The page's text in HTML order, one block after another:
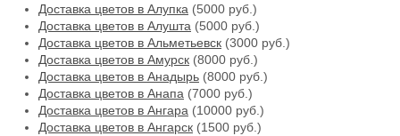
Доставка цветов в Алупка (5000 руб.)
Доставка цветов в Алушта (5000 руб.)
Доставка цветов в Альметьевск (3000 руб.)
Доставка цветов в Амурск (8000 руб.)
Доставка цветов в Анадырь (8000 руб.)
Доставка цветов в Анапа (7000 руб.)
Доставка цветов в Ангара (10000 руб.)
Доставка цветов в Ангарск (1500 руб.)